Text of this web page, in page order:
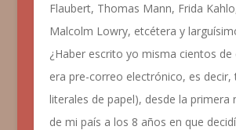
Flaubert, Thomas Mann, Frida
Malcolm Lowry, etcétera y
¿Haber escrito yo misma cientos de
era pre-correo electrónico, es decir,
literales de papel), desde la primera
de mi país a los 8 años en que